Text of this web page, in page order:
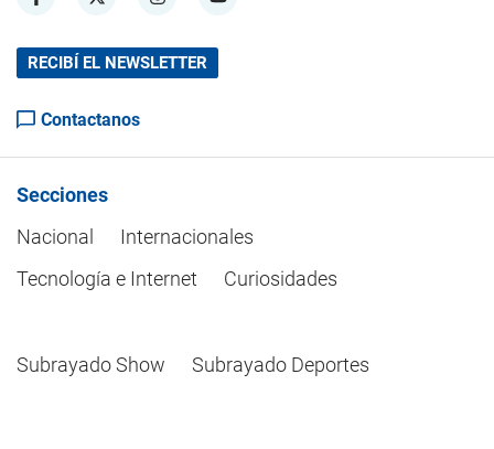
RECIBÍ EL NEWSLETTER
Contactanos
Secciones
Nacional
Internacionales
Tecnología e Internet
Curiosidades
Subrayado Show Subrayado Deportes